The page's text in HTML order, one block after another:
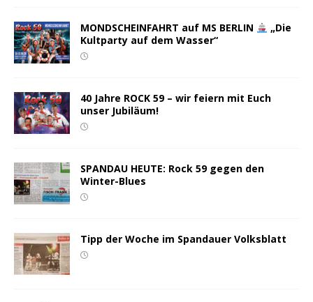
MONDSCHEINFAHRT auf MS BERLIN
„Die
Kultparty auf dem Wasser“
40 Jahre ROCK 59 – wir feiern mit Euch
unser Jubiläum!
SPANDAU HEUTE: Rock 59 gegen den
Winter-Blues
Tipp der Woche im Spandauer Volksblatt